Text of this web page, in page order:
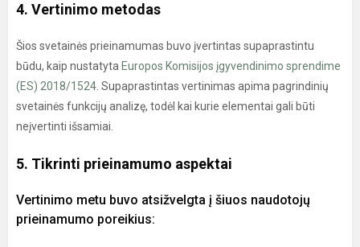
4. Vertinimo metodas
Šios svetainės prieinamumas buvo įvertintas supaprastintu
būdu, kaip nustatyta Europos Komisijos įgyvendinimo sprendime
(ES) 2018/1524 . Supaprastintas vertinimas apima pagrindinių
svetainės funkcijų analizę, todėl kai kurie elementai gali būti
neįvertinti išsamiai.
5. Tikrinti prieinamumo aspektai
Vertinimo metu buvo atsižvelgta į šiuos naudotojų
prieinamumo poreikius: